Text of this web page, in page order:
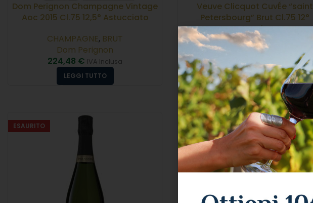
Dom Perignon Champagne Vintage
Aoc 2015 Cl.75 12,5° Astucciato
CHAMPAGNE, BRUT
Dom Perignon
224,48 € IVA Inclusa
LEGGI TUTTO
Veuve Clicquot CuvÉe “saint
Petersbourg” Brut Cl.75 12°
Astucciato
CHAMPAGNE
Veuve Clicquot
52,75€ IVA Inclusa
LEGGI TUTTO
ESAURITO ESAURITO